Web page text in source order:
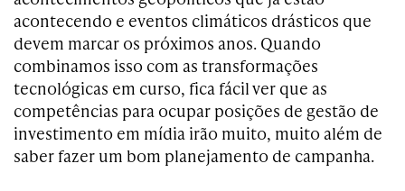
acontecendo e eventos climáticos drásticos que
devem marcar os próximos anos. Quando
combinamos isso com as transformações
tecnológicas em curso, fica fácil ver que as
competências para ocupar posições de gestão de
investimento em mídia irão muito, muito além de
saber fazer um bom planejamento de campanha.